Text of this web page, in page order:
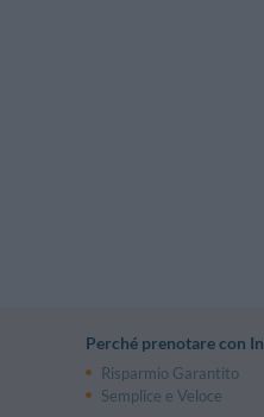
Perché prenotare con
Risparmio Garantito
Semplice e Veloce